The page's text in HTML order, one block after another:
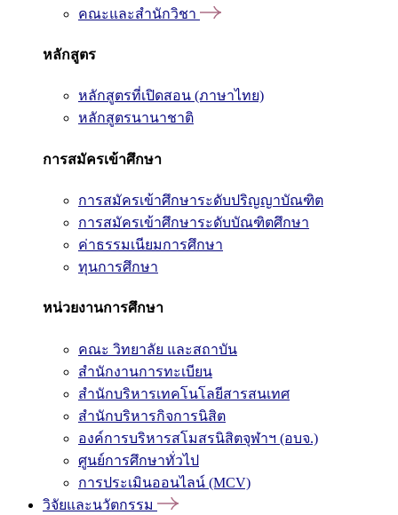
คณะและสำนักวิชา
หลักสูตร
หลักสูตรที่เปิดสอน (ภาษาไทย)
หลักสูตรนานาชาติ
การสมัครเข้าศึกษา
การสมัครเข้าศึกษาระดับปริญญาบัณฑิต
การสมัครเข้าศึกษาระดับบัณฑิตศึกษา
ค่าธรรมเนียมการศึกษา
ทุนการศึกษา
หน่วยงานการศึกษา
คณะ วิทยาลัย และสถาบัน
สำนักงานการทะเบียน
สำนักบริหารเทคโนโลยีสารสนเทศ
สำนักบริหารกิจการนิสิต
องค์การบริหารสโมสรนิสิตจุฬาฯ (อบจ.)
ศูนย์การศึกษาทั่วไป
การประเมินออนไลน์ (MCV)
วิจัยและนวัตกรรม